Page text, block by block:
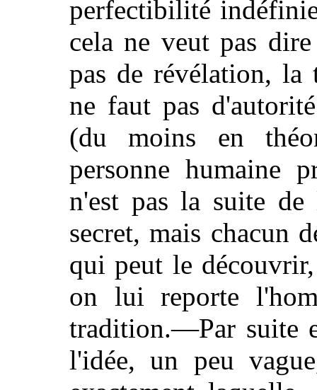
perfectibilité
cela ne veut pas
pas de révélation,
ne faut pas
(du moins en
personne humaine
n'est pas la suite
secret, mais chacun
qui peut le
on lui reporte
tradition.—Par suite
l'idée, un peu